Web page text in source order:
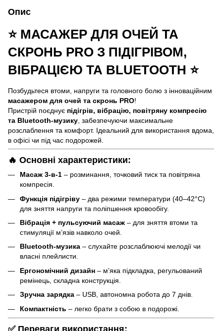
Опис
⭐ МАСАЖЕР ДЛЯ ОЧЕЙ ТА
СКРОНЬ PRO З ПІДІГРІВОМ,
ВІБРАЦІЄЮ ТА BLUETOOTH ⭐
Позбудьтеся втоми, напруги та головного болю з інноваційним
масажером для очей та скронь PRO!
Пристрій поєднує підігрів, вібрацію, повітряну компресію
та Bluetooth-музику , забезпечуючи максимальне
розслаблення та комфорт. Ідеальний для використання вдома,
в офісі чи під час подорожей.
🔥 Основні характеристики:
Масаж 3-в-1 – розминання, точковий тиск та повітряна
компресія.
Функція підігріву – два режими температури (40–42°C)
для зняття напруги та поліпшення кровообігу.
Вібрація + пульсуючий масаж – для зняття втоми та
стимуляції м’язів навколо очей.
Bluetooth-музика – слухайте розслаблюючі мелодії чи
власні плейлисти.
Ергономічний дизайн – м’яка підкладка, регульований
ремінець, складна конструкція.
Зручна зарядка – USB, автономна робота до 7 днів.
Компактність – легко брати з собою в подорожі.